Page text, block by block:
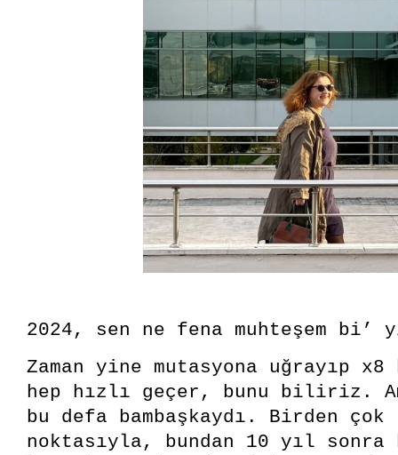
2024, sen ne fena muhteşem bi’
Zaman yine mutasyona uğrayıp
hep hızlı geçer, bunu biliriz.
bu defa bambaşkaydı. Birden çok
noktasıyla, bundan 10 yıl